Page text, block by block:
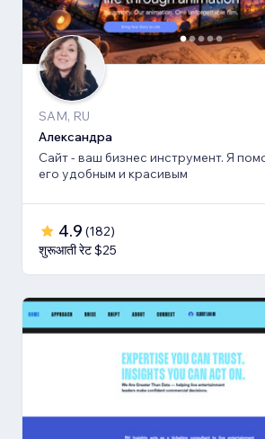
SAM, RU
Александра
Сайт - ваш бизнес инструмент. Я
его удобным и красивым
4.9 (182)
शुरूआती रेट $25